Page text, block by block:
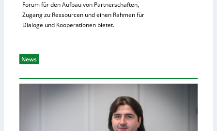
Forum für den Aufbau von Partnerschaften,
Zugang zu Ressourcen und einen Rahmen für
Dialoge und Kooperationen bietet.
News